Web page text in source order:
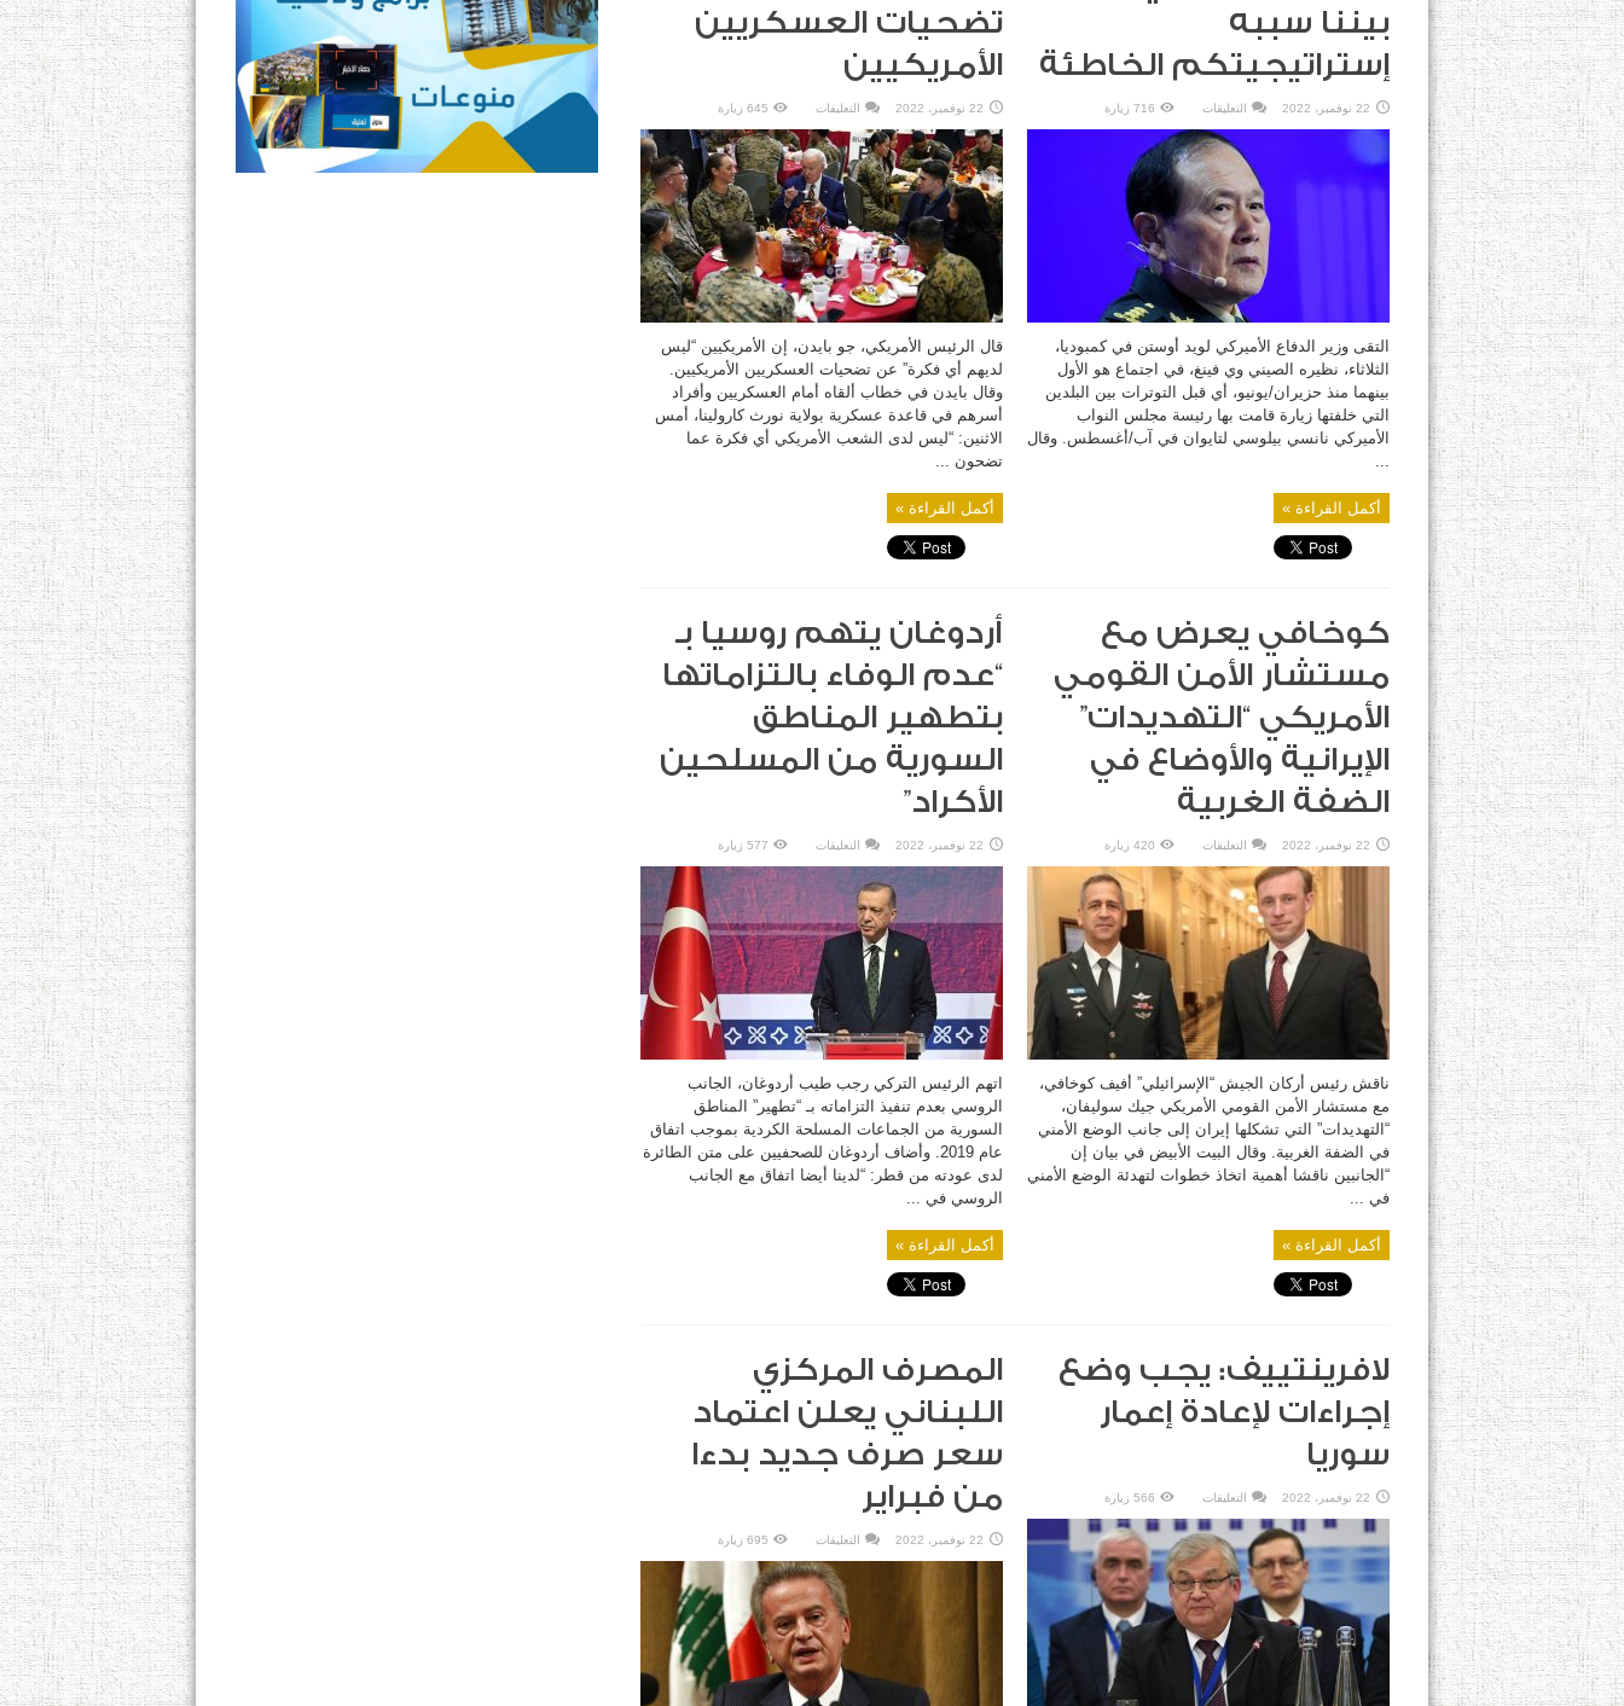
بيننا سببه
إستراتيجيتكم الخاطئة
22 نوفمبر، 2022 التعليقات
الدفاع
الصيني
لنظيره
الأميركي:
التوتر
سببه
إستراتيجيتكم
الخاطئة
مغلقة
716 زيارة
التقى وزير الدفاع الأميركي لويد أوستن في كمبوديا،
الثلاثاء، نظيره الصيني وي فينغ، في اجتماع هو الأول
بينهما منذ حزيران/يونيو، أي قبل التوترات بين البلدين
التي خلفتها زيارة قامت بها رئيسة مجلس النواب
الأميركي نانسي بيلوسي لتايوان في آب/أغسطس. وقال
أكمل القراءة »
تضحيات العسكريين
الأمريكيين
22 نوفمبر، 2022 التعليقات
مواطنو
الولايات
المتحدة
يجهلون
تضحيات
العسكريين
الأمريكيين
مغلقة
645 زيارة
قال الرئيس الأمريكي، جو بايدن، إن الأمريكيين “ليس
لديهم أي فكرة” عن تضحيات العسكريين الأمريكيين.
وقال بايدن في خطاب ألقاه أمام العسكريين وأفراد
أسرهم في قاعدة عسكرية بولاية نورث كارولينا، أمس
الاثنين: “ليس لدى الشعب الأمريكي أي فكرة عما
تضحون ...
أكمل القراءة »
كوخافي يعرض مع
مستشار الأمن القومي
الأمريكي “التهديدات”
الإيرانية والأوضاع في
الضفة الغربية
22 نوفمبر، 2022 التعليقات
يعرض
مع
مستشار
الأمن
القومي
الأمريكي
“التهديدات”
الإيرانية
والأوضاع
في
الضفة
الغربية
مغلقة
420 زيارة
ناقش رئيس أركان الجيش “الإسرائيلي” أفيف كوخافي،
مع مستشار الأمن القومي الأمريكي جيك سوليفان،
“التهديدات” التي تشكلها إيران إلى جانب الوضع الأمني
في الضفة الغربية. وقال البيت الأبيض في بيان إن
“الجانبين ناقشا أهمية اتخاذ خطوات لتهدئة الوضع الأمني
​​في ...
أكمل القراءة »
أردوغان يتهم روسيا بـ
“عدم الوفاء بالتزاماتها
بتطهير المناطق
السورية من المسلحين
الأكراد”
22 نوفمبر، 2022 التعليقات
يتهم
الوفاء
بالتزاماتها
بتطهير
المناطق
السورية
من
المسلحين
الأكراد”
مغلقة
577 زيارة
اتهم الرئيس التركي رجب طيب أردوغان، الجانب
الروسي بعدم تنفيذ التزاماته بـ “تطهير” المناطق
السورية من الجماعات المسلحة الكردية بموجب اتفاق
عام 2019. وأضاف أردوغان للصحفيين على متن الطائرة
لدى عودته من قطر: “لدينا أيضا اتفاق مع الجانب
الروسي في ...
أكمل القراءة »
لافرينتييف: يجب وضع
إجراءات لإعادة إعمار
سوريا
22 نوفمبر، 2022 التعليقات
يجب
وضع
إجراءات
لإعادة
إعمار
سوريا
مغلقة
566 زيارة
المصرف المركزي
اللبناني يعلن اعتماد
سعر صرف جديد بدءا
من فبراير
22 نوفمبر، 2022 التعليقات
المركزي
اللبناني
يعلن
اعتماد
سعر
صرف
جديد
بدءا
من
فبراير
مغلقة
695 زيارة